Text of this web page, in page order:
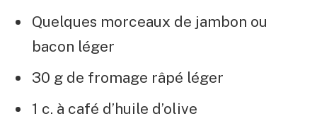
Quelques morceaux de jambon ou
bacon léger
30 g de fromage râpé léger
1 c. à café d’huile d’olive